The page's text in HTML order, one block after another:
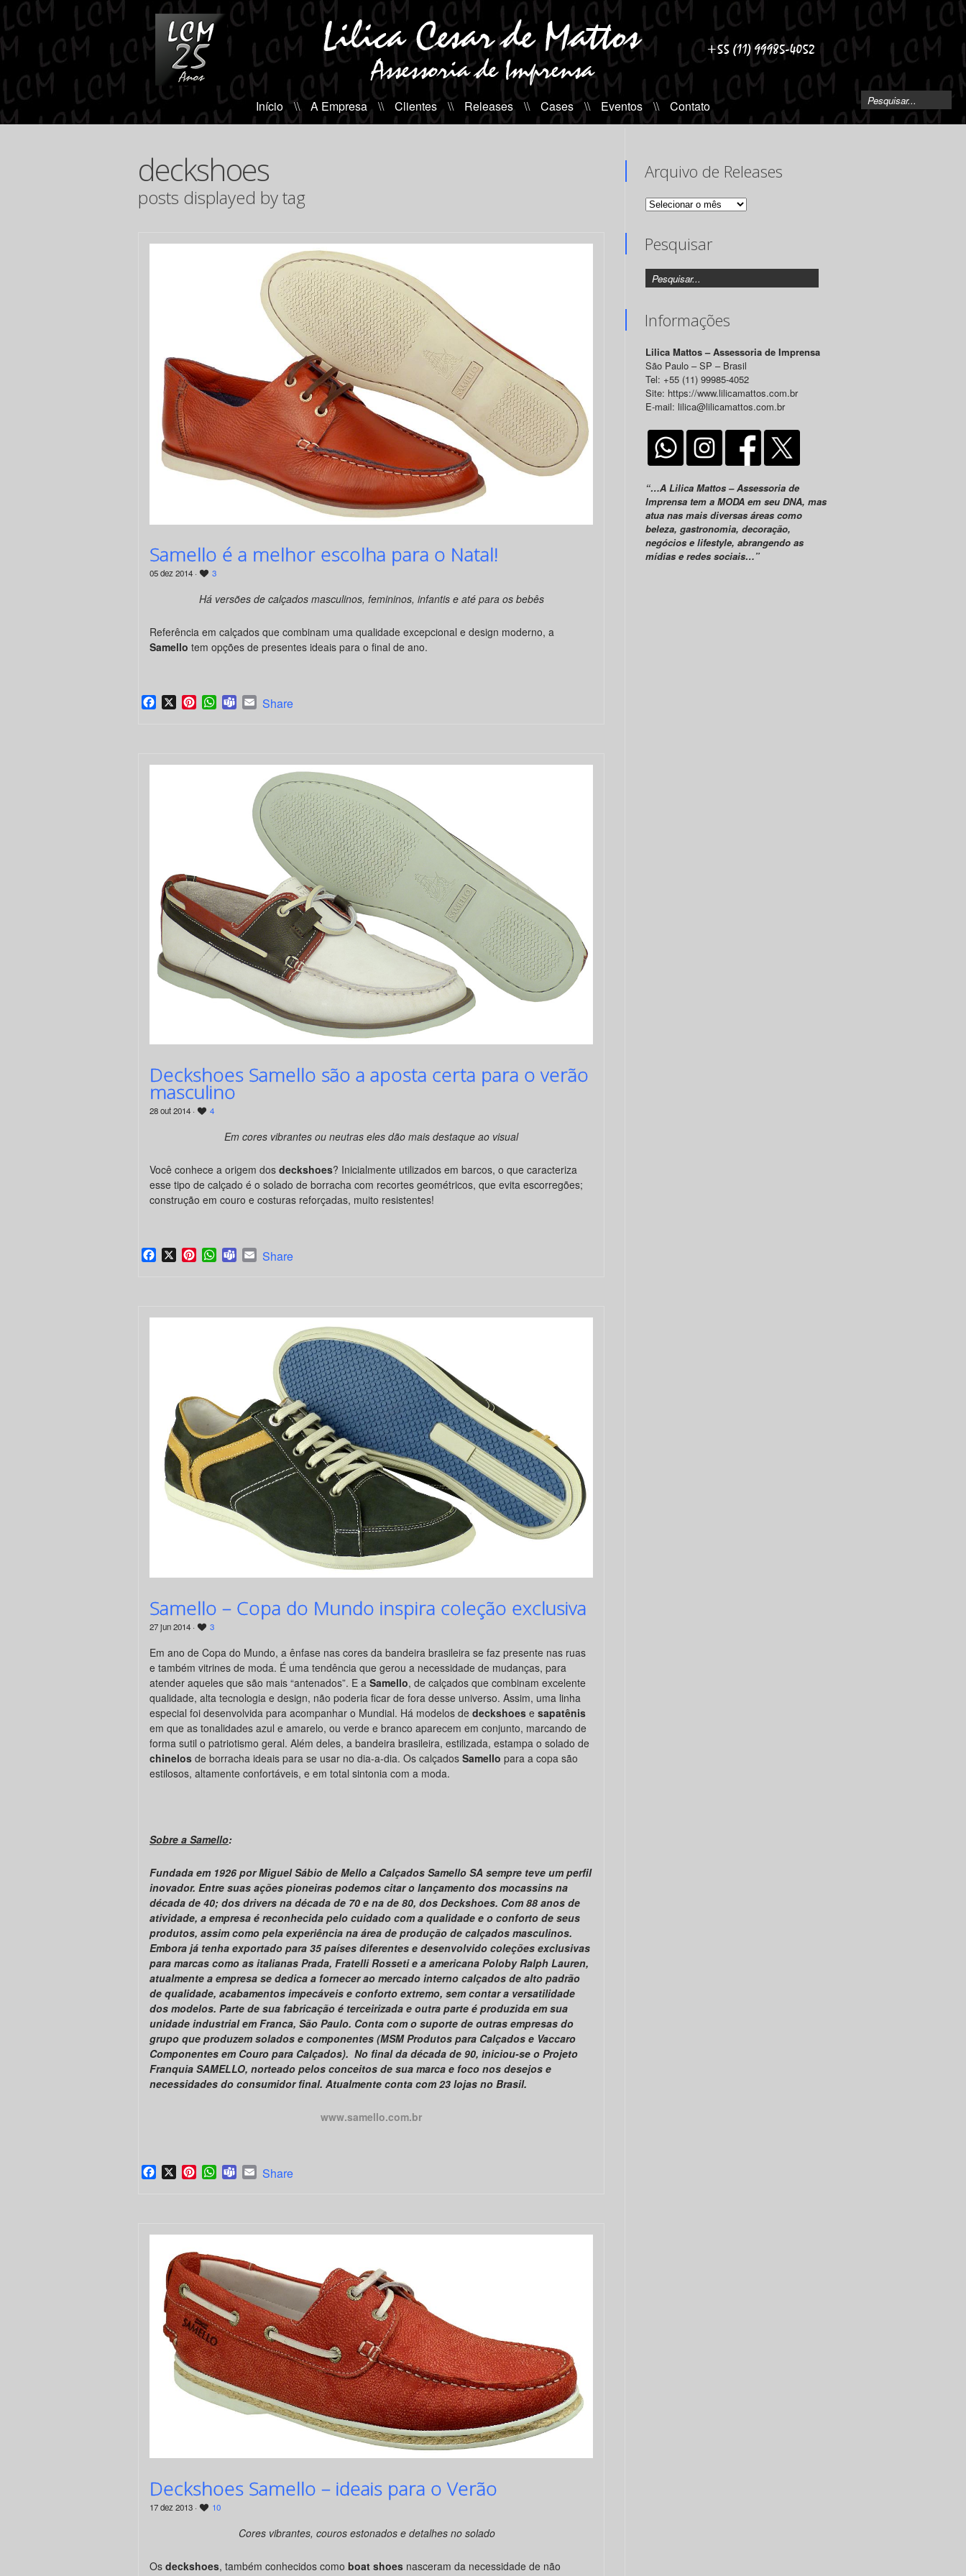
Início \\ A Empresa \\ Clientes \\ Releases \\ Cases \\ Eventos \\ Contato
deckshoes
posts displayed by tag
Samello é a melhor escolha para o Natal!
05 dez 2014 · 3
Há versões de calçados masculinos, femininos, infantis e até para os bebês
Referência em calçados que combinam uma qualidade excepcional e design moderno, a
Samello tem opções de presentes ideais para o final de ano.
Facebook
X PinterestWhatsApp
TeamsEmail
Share
Deckshoes Samello são a aposta certa para o verão
masculino
28 out 2014 · 4
Em cores vibrantes ou neutras eles dão mais destaque ao visual
Você conhece a origem dos deckshoes? Inicialmente utilizados em barcos, o que caracteriza
esse tipo de calçado é o solado de borracha com recortes geométricos, que evita escorregões;
construção em couro e costuras reforçadas, muito resistentes!
Facebook
X PinterestWhatsApp
TeamsEmail
Share
Samello – Copa do Mundo inspira coleção exclusiva
27 jun 2014 · 3
Em ano de Copa do Mundo, a ênfase nas cores da bandeira brasileira se faz presente nas ruas
e também vitrines de moda. É uma tendência que gerou a necessidade de mudanças, para
atender aqueles que são mais “antenados”. E a Samello, de calçados que combinam excelente
qualidade, alta tecnologia e design, não poderia ficar de fora desse universo. Assim, uma linha
especial foi desenvolvida para acompanhar o Mundial. Há modelos de deckshoes e sapatênis
em que as tonalidades azul e amarelo, ou verde e branco aparecem em conjunto, marcando de
forma sutil o patriotismo geral. Além deles, a bandeira brasileira, estilizada, estampa o solado de
chinelos de borracha ideais para se usar no dia-a-dia. Os calçados Samello para a copa são
estilosos, altamente confortáveis, e em total sintonia com a moda.
Sobre a Samello:
Fundada em 1926 por Miguel Sábio de Mello a Calçados Samello SA sempre teve um perfil
inovador. Entre suas ações pioneiras podemos citar o lançamento dos mocassins na
década de 40; dos drivers na década de 70 e na de 80, dos Deckshoes. Com 88 anos de
atividade, a empresa é reconhecida pelo cuidado com a qualidade e o conforto de seus
produtos, assim como pela experiência na área de produção de calçados masculinos.
Embora já tenha exportado para 35 países diferentes e desenvolvido coleções exclusivas
para marcas como as italianas Prada, Fratelli Rosseti e a americana Poloby Ralph Lauren,
atualmente a empresa se dedica a fornecer ao mercado interno calçados de alto padrão
de qualidade, acabamentos impecáveis e conforto extremo, sem contar a versatilidade
dos modelos. Parte de sua fabricação é terceirizada e outra parte é produzida em sua
unidade industrial em Franca, São Paulo. Conta com o suporte de outras empresas do
grupo que produzem solados e componentes (MSM Produtos para Calçados e Vaccaro
Componentes em Couro para Calçados). No final da década de 90, iniciou-se o Projeto
Franquia SAMELLO, norteado pelos conceitos de sua marca e foco nos desejos e
necessidades do consumidor final. Atualmente conta com 23 lojas no Brasil.
www.samello.com.br
Facebook
X PinterestWhatsApp
TeamsEmail
Share
Deckshoes Samello – ideais para o Verão
17 dez 2013 · 10
Cores vibrantes, couros estonados e detalhes no solado
Os deckshoes, também conhecidos como boat shoes nasceram da necessidade de não
Arquivo de Releases
Arquivo
Pesquisar
Informações
Lilica Mattos – Assessoria de Imprensa
São Paulo – SP – Brasil
Tel: +55 (11) 99985-4052
Site: https://www.lilicamattos.com.br
E-mail: lilica@lilicamattos.com.br
“…A Lilica Mattos – Assessoria de
Imprensa tem a MODA em seu DNA, mas
atua nas mais diversas áreas como
beleza, gastronomia, decoração,
negócios e lifestyle, abrangendo as
mídias e redes sociais…”